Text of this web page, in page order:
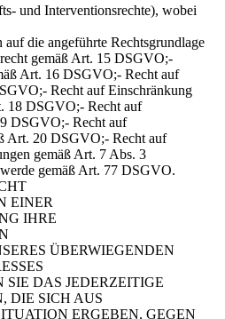
und Interventionsrechte), wobei
auf die angeführte Rechtsgrundlage
gemäß Art. 15 DSGVO;-
Art. 16 DSGVO;- Recht auf
Recht auf Einschränkung
18 DSGVO;- Recht auf
DSGVO;- Recht auf
Art. 20 DSGVO;- Recht auf
gemäß Art. 7 Abs. 3
gemäß Art. 77 DSGVO.
EINER
IHRE
ÜBERWIEGENDEN
DAS JEDERZEITIGE
DIE SICH AUS
ERGEBEN, GEGEN